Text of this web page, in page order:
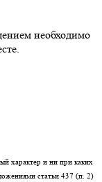
необходимо
характер и ни при каких
статьи 437 (п. 2)